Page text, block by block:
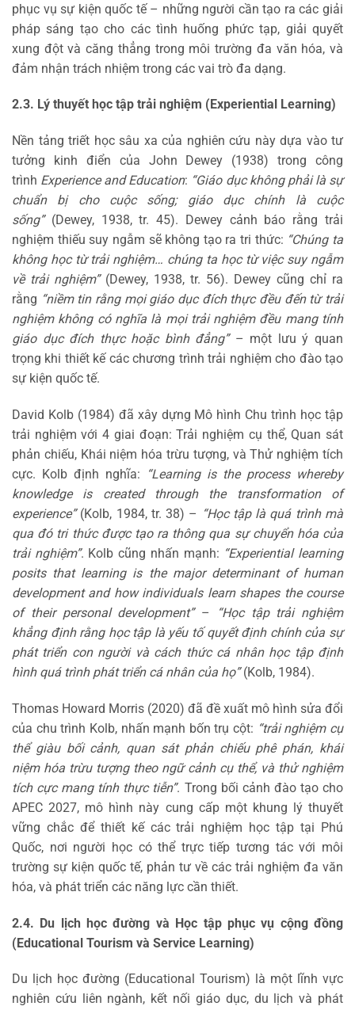
phục vụ sự kiện quốc tế – những người cần tạo ra các giải
pháp sáng tạo cho các tình huống phức tạp, giải quyết
xung đột và căng thẳng trong môi trường đa văn hóa, và
đảm nhận trách nhiệm trong các vai trò đa dạng.
2.3. Lý thuyết học tập trải nghiệm (Experiential Learning)
Nền tảng triết học sâu xa của nghiên cứu này dựa vào tư
tưởng kinh điển của John Dewey (1938) trong công
trình Experience and Education: “Giáo dục không phải là sự
chuẩn bị cho cuộc sống; giáo dục chính là cuộc
sống”(Dewey, 1938, tr. 45). Dewey cảnh báo rằng trải
nghiệm thiếu suy ngẫm sẽ không tạo ra tri thức: “Chúng ta
không học từ trải nghiệm… chúng ta học từ việc suy ngẫm
về trải nghiệm”(Dewey, 1938, tr. 56). Dewey cũng chỉ ra
rằng “niềm tin rằng mọi giáo dục đích thực đều đến từ trải
nghiệm không có nghĩa là mọi trải nghiệm đều mang tính
giáo dục đích thực hoặc bình đẳng”– một lưu ý quan
trọng khi thiết kế các chương trình trải nghiệm cho đào tạo
sự kiện quốc tế.
David Kolb (1984) đã xây dựng Mô hình Chu trình học tập
trải nghiệm với 4 giai đoạn: Trải nghiệm cụ thể, Quan sát
phản chiếu, Khái niệm hóa trừu tượng, và Thử nghiệm tích
cực. Kolb định nghĩa:
“Learning is the process whereby
knowledge is created through the transformation of
experience”(Kolb, 1984, tr. 38) – “Học tập là quá trình mà
qua đó tri thức được tạo ra thông qua sự chuyển hóa của
trải nghiệm”. Kolb cũng nhấn mạnh: “Experiential learning
posits that learning is the major determinant of human
development and how individuals learn shapes the course
of their personal development”–
“Học tập trải nghiệm
khẳng định rằng học tập là yếu tố quyết định chính của sự
phát triển con người và cách thức cá nhân học tập định
hình quá trình phát triển cá nhân của họ”(Kolb, 1984).
Thomas Howard Morris (2020) đã đề xuất mô hình sửa đổi
của chu trình Kolb, nhấn mạnh bốn trụ cột: “trải nghiệm cụ
thể giàu bối cảnh, quan sát phản chiếu phê phán, khái
niệm hóa trừu tượng theo ngữ cảnh cụ thể, và thử nghiệm
tích cực mang tính thực tiễn”. Trong bối cảnh đào tạo cho
APEC 2027, mô hình này cung cấp một khung lý thuyết
vững chắc để thiết kế các trải nghiệm học tập tại Phú
Quốc, nơi người học có thể trực tiếp tương tác với môi
trường sự kiện quốc tế, phản tư về các trải nghiệm đa văn
hóa, và phát triển các năng lực cần thiết.
2.4. Du lịch học đường và Học tập phục vụ cộng đồng
(Educational Tourism và Service Learning)
Du lịch học đường (Educational Tourism) là một lĩnh vực
nghiên cứu liên ngành, kết nối giáo dục, du lịch và phát